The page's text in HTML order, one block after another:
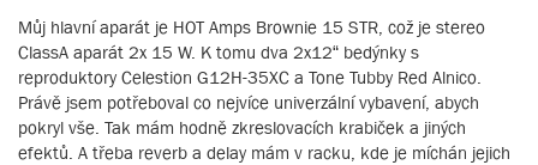
Můj hlavní aparát je HOT Amps Brownie 15 STR, což je stereo
ClassA aparát 2x 15 W. K tomu dva 2x12“ bedýnky s
reproduktory Celestion G12H-35XC a Tone Tubby Red Alnico.
Právě jsem potřeboval co nejvíce univerzální vybavení, abych
pokryl vše. Tak mám hodně zkreslovacích krabiček a jiných
efektů. A třeba reverb a delay mám v racku, kde je míchán jejich